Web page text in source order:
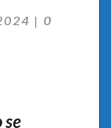
| 0
se